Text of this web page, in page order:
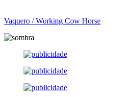
Vaquero / Working Cow Horse